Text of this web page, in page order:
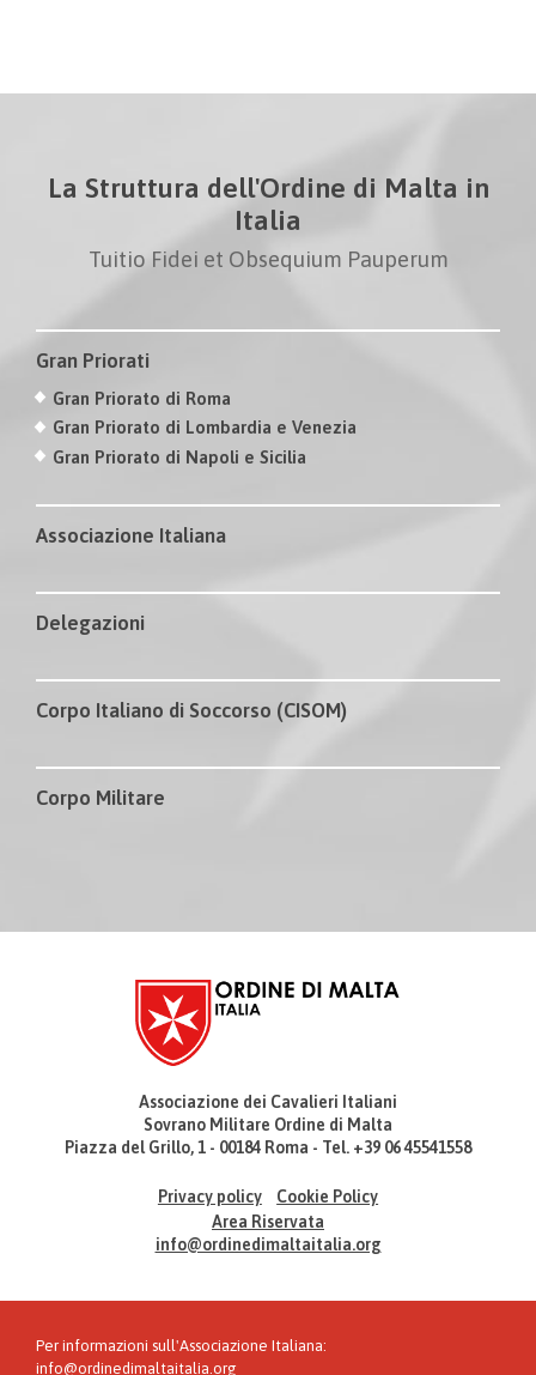
La Struttura dell'Ordine di Malta in
Italia
Tuitio Fidei et Obsequium Pauperum
Gran Priorati
Gran Priorato di Roma
Gran Priorato di Lombardia e Venezia
Gran Priorato di Napoli e Sicilia
Associazione Italiana
Delegazioni
Corpo Italiano di Soccorso (CISOM)
Corpo Militare
Associazione dei Cavalieri Italiani
Sovrano Militare Ordine di Malta
Piazza del Grillo, 1 - 00184 Roma - Tel. +39 06 45541558
Privacy policy
Cookie Policy
Area Riservata
info@ordinedimaltaitalia.org
Per informazioni sull'Associazione Italiana:
info@ordinedimaltaitalia.org